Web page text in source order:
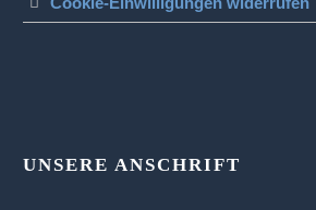
UNSERE ANSCHRIFT